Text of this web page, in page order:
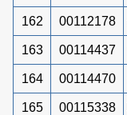
162 00112178
163 00114437
164 00114470
165 00115338